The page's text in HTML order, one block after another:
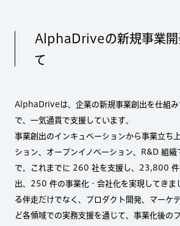
AlphaDriveの新規事業開
て
AlphaDriveは、企業の新規事業創出を仕組み
で、一気通貫で支援しています。
事業創出のインキュベーションから事業立ち
ション、オープンイノベーション、R&D 組織
で。これまでに 260 社を支援し、23,800 件
出、250 件の事業化・会社化を実現してきま
る伴走だけでなく、プロダクト開発、マーケ
ど各領域での実務支援を通じて、事業化後の